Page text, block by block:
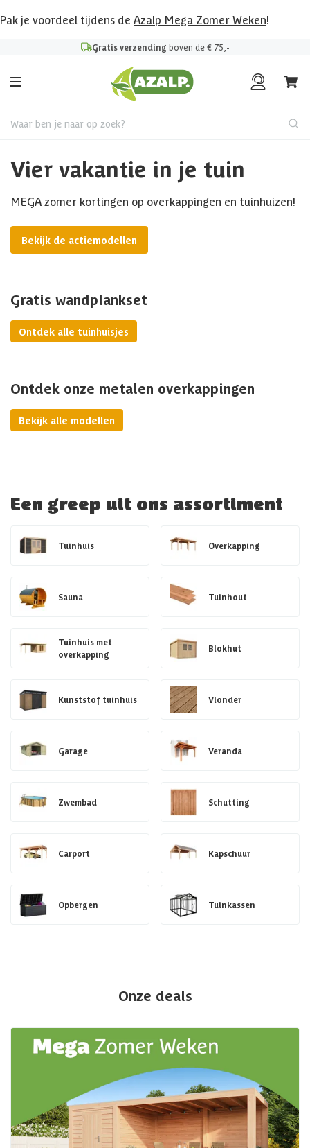
Pak je voordeel tijdens de Azalp Mega Zomer Weken!
Gratis verzending boven de € 75,-
Waar ben je naar op zoek?
Vier vakantie in je tuin
MEGA zomer kortingen op overkappingen en tuinhuizen!
Bekijk de actiemodellen
Gratis wandplankset
Ontdek alle tuinhuisjes
Ontdek onze metalen overkappingen
Bekijk alle modellen
Een greep uit ons assortiment
Tuinhuis Overkapping
Sauna Tuinhout
Tuinhuis met
overkapping
Blokhut
Kunststof tuinhuis Vlonder
Garage Veranda
Zwembad Schutting
Carport Kapschuur
Opbergen Tuinkassen
Onze deals